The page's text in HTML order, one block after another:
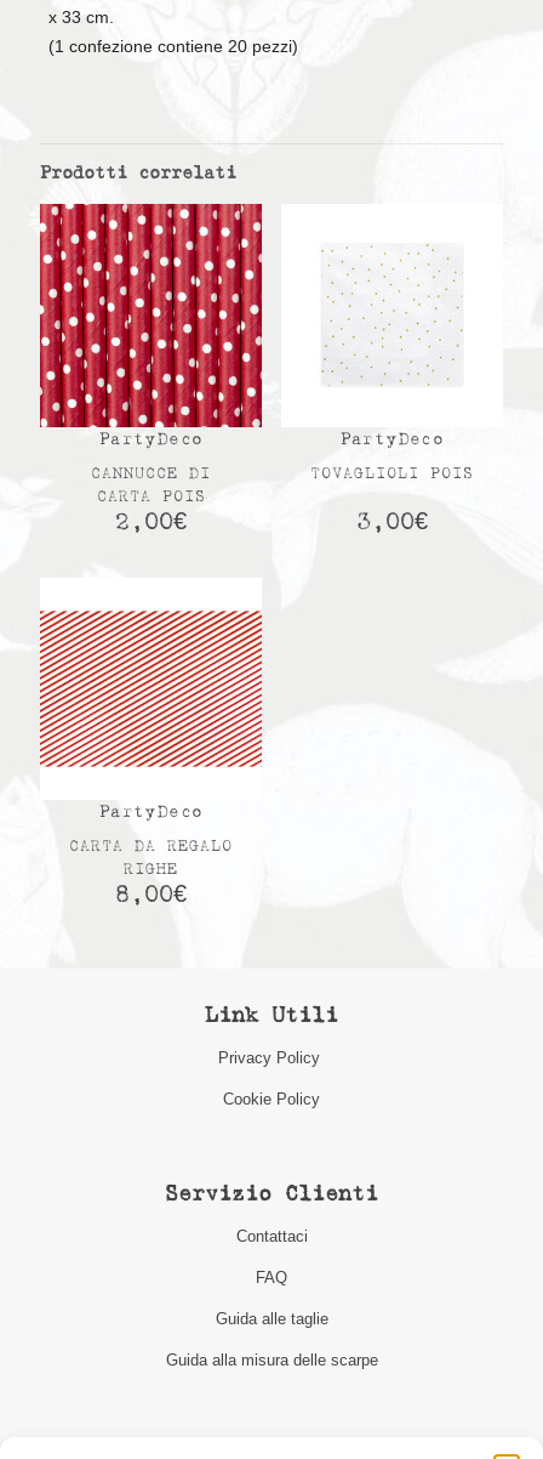
x 33 cm.
(1 confezione contiene 20 pezzi)
Prodotti correlati
PartyDeco
CANNUCCE DI
CARTA POIS
2,00€
PartyDeco
TOVAGLIOLI POIS
3,00€
PartyDeco
CARTA DA REGALO
RIGHE
8,00€
Link Utili
Privacy Policy
Cookie Policy
Servizio Clienti
Contattaci
FAQ
Guida alle taglie
Guida alla misura delle scarpe